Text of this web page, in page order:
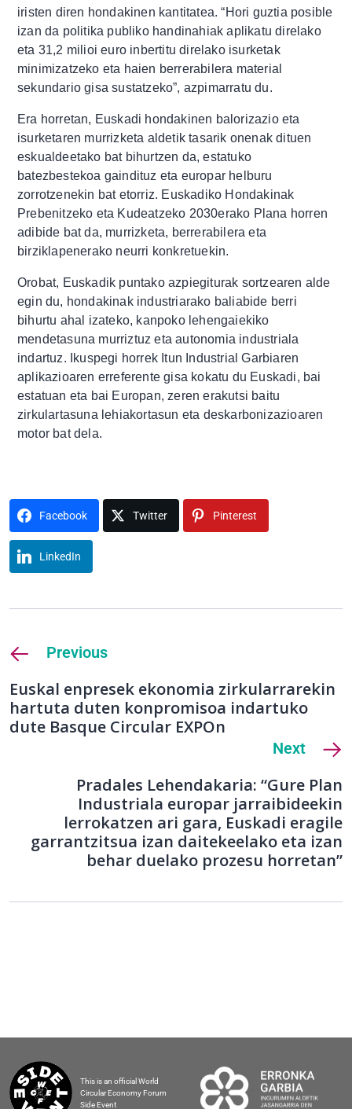
iristen diren hondakinen kantitatea. “Hori guztia posible
izan da politika publiko handinahiak aplikatu direlako
eta 31,2 milioi euro inbertitu direlako isurketak
minimizatzeko eta haien berrerabilera material
sekundario gisa sustatzeko”, azpimarratu du.
Era horretan, Euskadi hondakinen balorizazio eta
isurketaren murrizketa aldetik tasarik onenak dituen
eskualdeetako bat bihurtzen da, estatuko
batezbestekoa gaindituz eta europar helburu
zorrotzenekin bat etorriz. Euskadiko Hondakinak
Prebenitzeko eta Kudeatzeko 2030erako Plana horren
adibide bat da, murrizketa, berrerabilera eta
birziklapenerako neurri konkretuekin.
Orobat, Euskadik puntako azpiegiturak sortzearen alde
egin du, hondakinak industriarako baliabide berri
bihurtu ahal izateko, kanpoko lehengaiekiko
mendetasuna murriztuz eta autonomia industriala
indartuz. Ikuspegi horrek Itun Industrial Garbiaren
aplikazioaren erreferente gisa kokatu du Euskadi, bai
estatuan eta bai Europan, zeren erakutsi baitu
zirkulartasuna lehiakortasun eta deskarbonizazioaren
motor bat dela.
Facebook Twitter Pinterest
LinkedIn
Previous
Euskal enpresek ekonomia zirkularrarekin
hartuta duten konpromisoa indartuko
dute Basque Circular EXPOn
Next
Pradales Lehendakaria: “Gure Plan
Industriala europar jarraibideekin
lerrokatzen ari gara, Euskadi eragile
garrantzitsua izan daitekeelako eta izan
behar duelako prozesu horretan”
This is an official World
Circular Economy Forum
Side Event